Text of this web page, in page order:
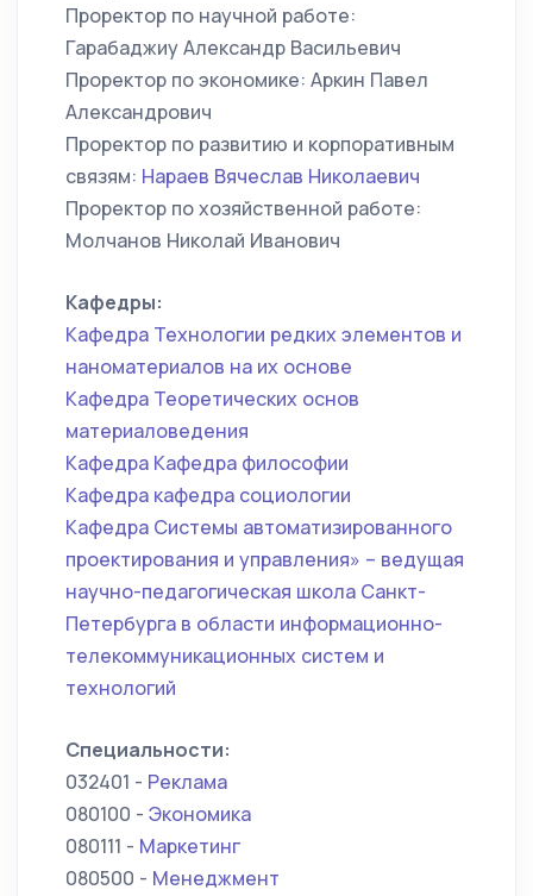
Проректор по научной работе:
Гарабаджиу Александр Васильевич
Проректор по экономике: Аркин Павел
Александрович
Проректор по развитию и корпоративным
связям: Нараев Вячеслав Николаевич
Проректор по хозяйственной работе:
Молчанов Николай Иванович
Кафедры:
Кафедра Технологии редких элементов и
наноматериалов на их основе
Кафедра Теоретических основ
материаловедения
Кафедра Кафедра философии
Кафедра кафедра социологии
Кафедра Системы автоматизированного
проектирования и управления» – ведущая
научно-педагогическая школа Санкт-
Петербурга в области информационно-
телекоммуникационных систем и
технологий
Специальности:
032401 - Реклама
080100 - Экономика
080111 - Маркетинг
080500 - Менеджмент